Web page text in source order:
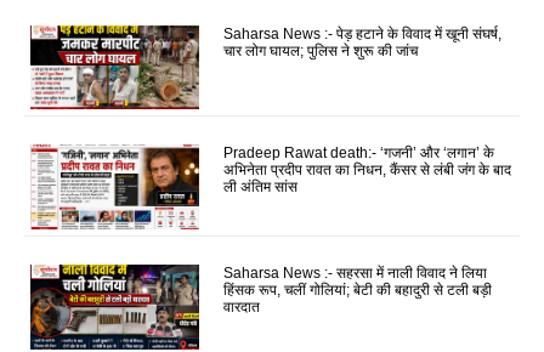
Saharsa News :- पेड़ हटाने के विवाद में खूनी संघर्ष,
चार लोग घायल; पुलिस ने शुरू की जांच
Pradeep Rawat death:- ‘गजनी’ और ‘लगान’ के
अभिनेता प्रदीप रावत का निधन, कैंसर से लंबी जंग के बाद
ली अंतिम सांस
Saharsa News :- सहरसा में नाली विवाद ने लिया
हिंसक रूप, चलीं गोलियां; बेटी की बहादुरी से टली बड़ी
वारदात